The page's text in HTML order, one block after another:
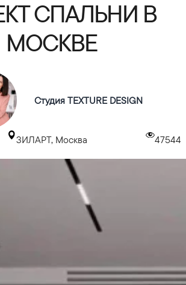
СПАЛЬНИ В
МОСКВЕ
Студия TEXTURE DESIGN
ЗИЛАРТ, Москва 47544